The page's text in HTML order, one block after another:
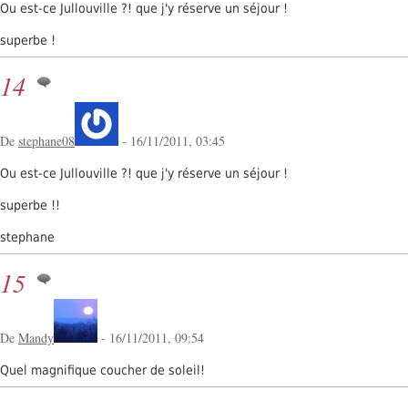
Ou est-ce Jullouville ?! que j'y réserve un séjour !
superbe !
14
De stephane08 - 16/11/2011, 03:45
Ou est-ce Jullouville ?! que j'y réserve un séjour !
superbe !!
stephane
15
De Mandy - 16/11/2011, 09:54
Quel magnifique coucher de soleil!